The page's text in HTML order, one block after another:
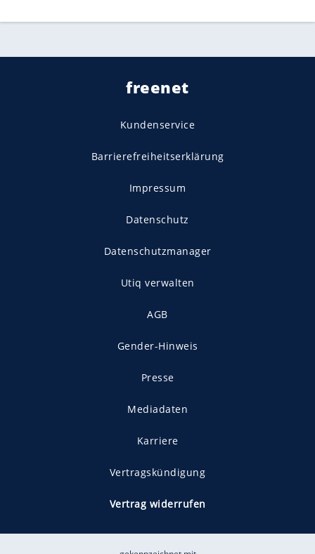
freenet
Kundenservice
Barrierefreiheitserklärung
Impressum
Datenschutz
Datenschutzmanager
Utiq verwalten
AGB
Gender-Hinweis
Presse
Mediadaten
Karriere
Vertragskündigung
Vertrag widerrufen